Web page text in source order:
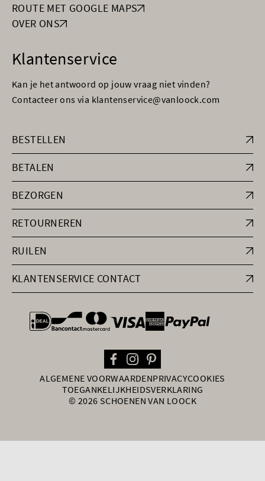
ROUTE MET GOOGLE MAPS
OVER ONS
Klantenservice
Kan je het antwoord op jouw vraag niet vinden?
Contacteer ons via klantenservice@vanloock.com
BESTELLEN
BETALEN
BEZORGEN
RETOURNEREN
RUILEN
KLANTENSERVICE CONTACT
general.paymentOptions
ALGEMENE VOORWAARDENPRIVACYCOOKIES
TOEGANKELIJKHEIDSVERKLARING
© 2026 SCHOENEN VAN LOOCK